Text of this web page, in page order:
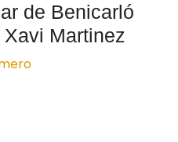
de Benicarló
Martinez